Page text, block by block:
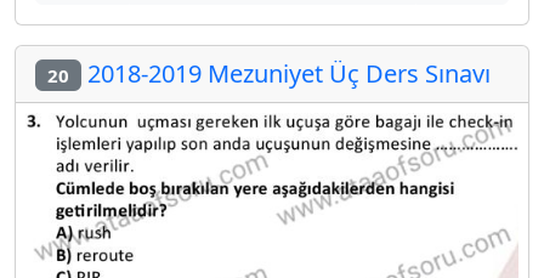
20 2018-2019 Mezuniyet Üç Ders Sınavı